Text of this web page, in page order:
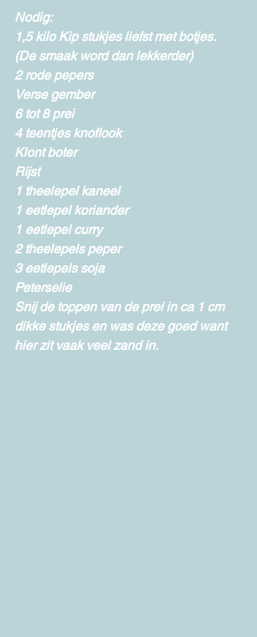
Nodig:
1,5 kilo Kip stukjes liefst met botjes.
(De smaak word dan lekkerder)
2 rode pepers
Verse gember
6 tot 8 prei
4 teentjes knoflook
Klont boter
Rijst
1 theelepel kaneel
1 eetlepel koriander
1 eetlepel curry
2 theelepels peper
3 eetlepels soja
Peterselie
Snij de toppen van de prei in ca 1 cm
dikke stukjes en was deze goed want
hier zit vaak veel zand in.